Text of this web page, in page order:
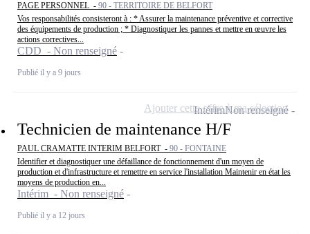
PAGE PERSONNEL - 90 - TERRITOIRE DE BELFORT
Vos responsabilités consisteront à : * Assurer la maintenance préventive et corrective
des équipements de production ; * Diagnostiquer les pannes et mettre en œuvre les
actions correctives...
CDD - Non renseigné
Publié il y a 9 jours
Technicien de maintenance H/F
PAUL CRAMATTE INTERIM BELFORT - 90 - FONTAINE
Identifier et diagnostiquer une défaillance de fonctionnement d'un moyen de
production et d'infrastructure et remettre en service l'installation Maintenir en état les
moyens de production en...
Intérim - Non renseigné
Publié il y a 12 jours
IntérimNon renseigné
Ajouter cette offre à ma sélection